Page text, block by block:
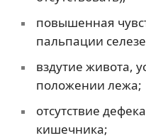
повышенная
пальпации
вздутие живота,
положении лежа;
отсутствие
кишечника;